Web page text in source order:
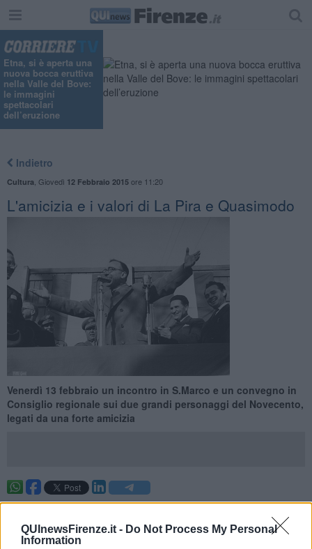
QUInewsFirenze.it - Do Not Process My Personal
Information
Etna, si è aperta una
nuova bocca eruttiva
nella Valle del Bove:
le immagini
spettacolari
dell’eruzione
Indietro
Cultura Giovedì 12 Febbraio 2015ore 11:20
L'amicizia e i valori di La Pira e Quasimodo
Venerdì 13 febbraio un incontro in S.Marco e un convegno in
Consiglio regionale sui due grandi personaggi del Novecento,
legati da una forte amicizia
FIRENZE —I due appuntamenti sono stati organizzati
Il primo incontro, rivolto ai giovani, si terrà nella